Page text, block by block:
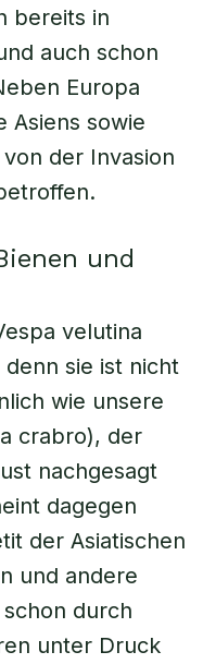
bereits in
auch schon
Europa
Asiens sowie
der Invasion
und
velutina
sie ist nicht
wie unsere
crabro), der
nachgesagt
dagegen
der Asiatischen
und andere
durch
unter Druck